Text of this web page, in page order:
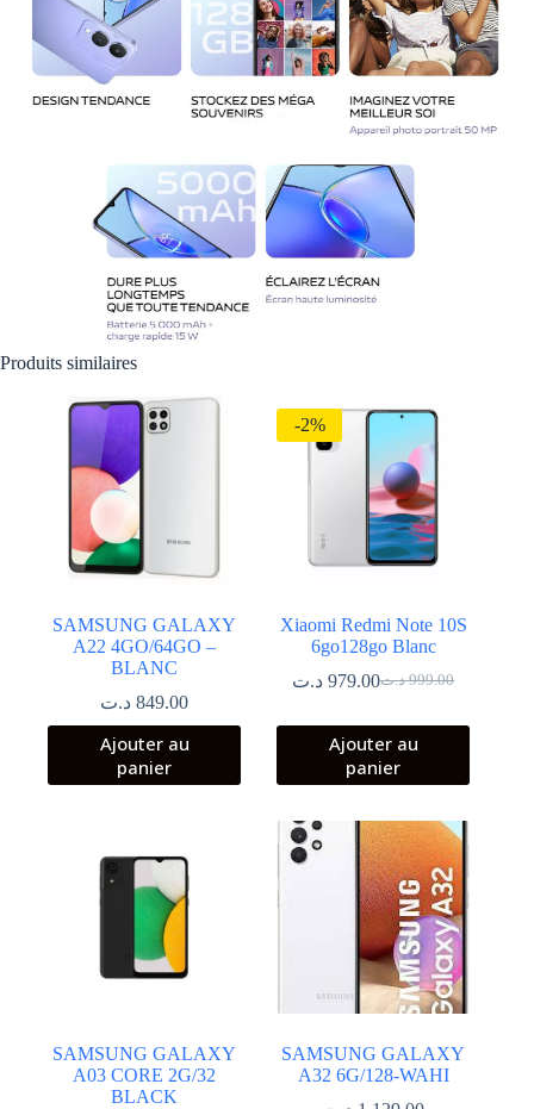
Produits similaires
SAMSUNG GALAXY
A22 4GO/64GO –
BLANC
849.00 د.ت
Ajouter au
panier
-2%
Xiaomi Redmi Note 10S
6go128go Blanc
999.00 د.تLe
initial
était :
979.00 د.ت
Le
actuel
est :
Ajouter au
panier
SAMSUNG GALAXY
A03 CORE 2G/32
BLACK
SAMSUNG GALAXY
A32 6G/128-WAHI